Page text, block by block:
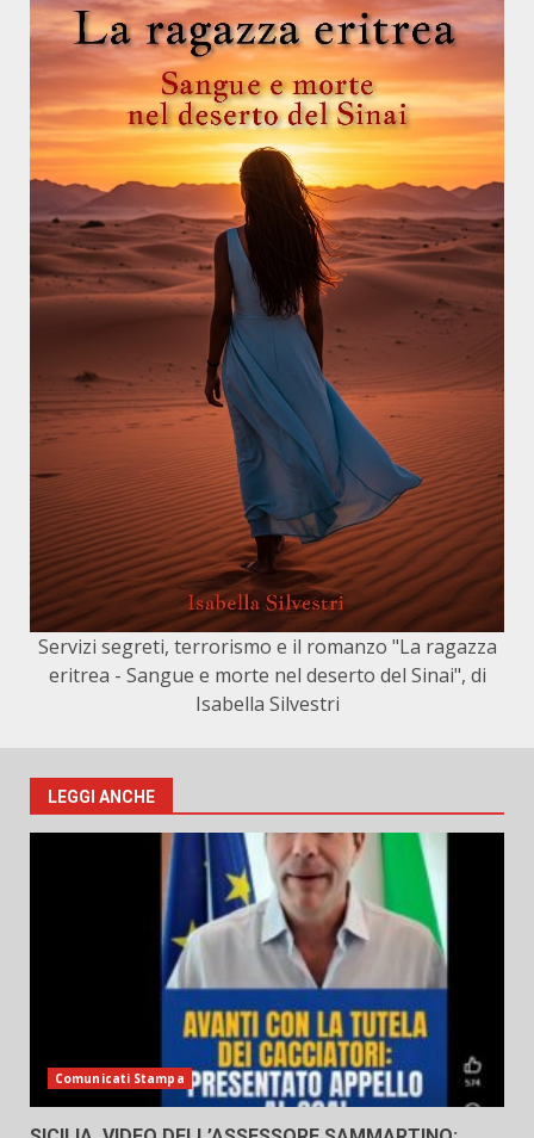
Servizi segreti, terrorismo e il romanzo "La ragazza
eritrea - Sangue e morte nel deserto del Sinai", di
Isabella Silvestri
LEGGI ANCHE
Comunicati Stampa